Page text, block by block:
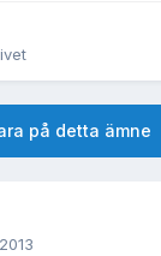
på detta ämne